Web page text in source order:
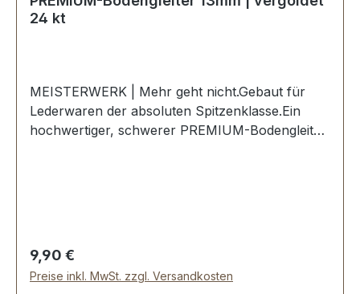
24 kt
MEISTERWERK | Mehr geht nicht.Gebaut für
Lederwaren der absoluten Spitzenklasse.Ein
hochwertiger, schwerer PREMIUM-Bodengleiter
perfekten Kanten.Sehr stabil, bestens geeignet
für Koffer, Taschen, Reisetaschen, Holzkoffer
etc.Durchmesser: 13 mm, Höhe: 9 mm-Die
Regulärer Preis:
9,90 €
Preise inkl. MwSt. zzgl. Versandkosten